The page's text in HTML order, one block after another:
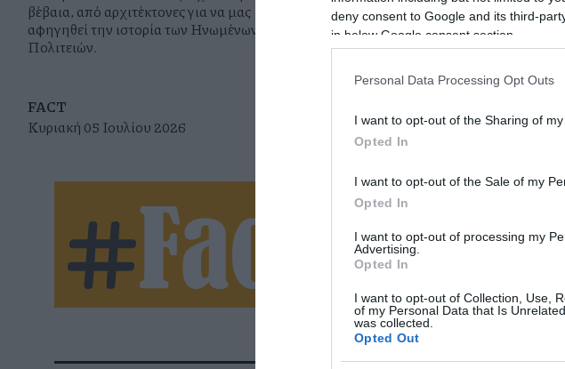
deny consent to Google and its third-
in below Google consent section.
Personal Data Processing Opt Outs
I want to opt-out of the Sharing of my
Opted In
I want to opt-out of the Sale of my
Opted In
I want to opt-out of processing my
Advertising.
Opted In
I want to opt-out of Collection, Use,
of my Personal Data that Is
was collected.
Opted Out
βέβαια, από αρχιτέκτονες για να μας
αφηγηθεί την ιστορία των Ηνωμένων
Πολιτειών.
FACT
Κυριακή 05 Ιουλίου 2026
Τετάρτη 03 Ιουνίου 2026
News
letter